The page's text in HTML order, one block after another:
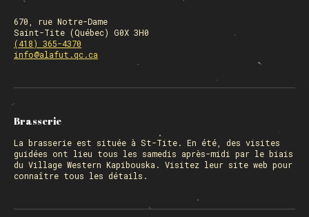
670, rue Notre-Dame
Saint-Tite (Québec) G0X 3H0
(418) 365-4370
info@alafut.qc.ca
Brasserie
La brasserie est située à St-Tite. En été, des visites
guidées ont lieu tous les samedis après-midi par le biais
du Village Western Kapibouska. Visitez leur site web pour
connaître tous les détails.
FERMÉ 31 déc. et 01 janvier